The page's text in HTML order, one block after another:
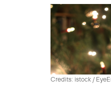
Credits: istock /